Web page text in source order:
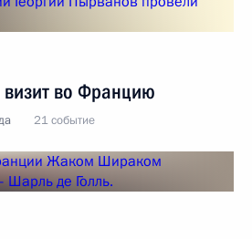
визит во Францию
21 событие